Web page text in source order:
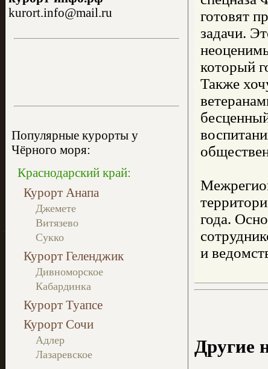
kurort.info@mail.ru
Популярные курорты у
Чёрного моря:
Краснодарский край:
Курорт Анапа
Джемете
Витязево
Сукко
Курорт Геленджик
Дивноморское
Кабардинка
Курорт Туапсе
Курорт Сочи
Адлер
Лазаревское
готовят
задачи.
который
Также
года.
и
Другие